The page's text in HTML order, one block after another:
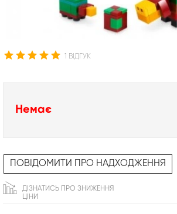
1 ВІДГУК
Немає
ПОВІДОМИТИ ПРО НАДХОДЖЕННЯ
ДІЗНАТИСЬ ПРО ЗНИЖЕННЯ
ЦІНИ